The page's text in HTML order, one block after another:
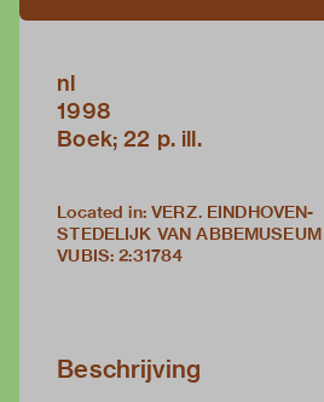
nl
1998
Boek; 22 p. ill.
Located in: VERZ. EINDHOVEN-
STEDELIJK VAN ABBEMUSEUM
VUBIS: 2:31784
Beschrijving